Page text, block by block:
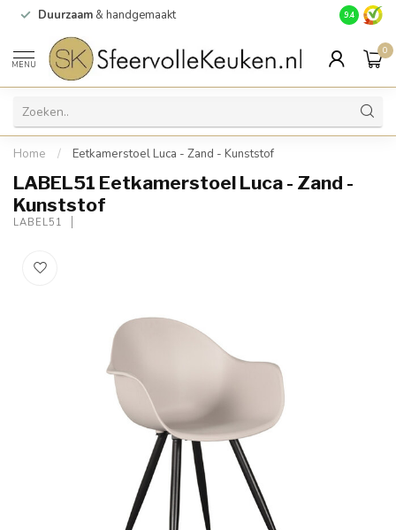
Duurzaam & handgemaakt Gratis
9.4
MENU
0
Home / Eetkamerstoel Luca - Zand - Kunststof
LABEL51 Eetkamerstoel Luca - Zand -
Kunststof
LABEL51